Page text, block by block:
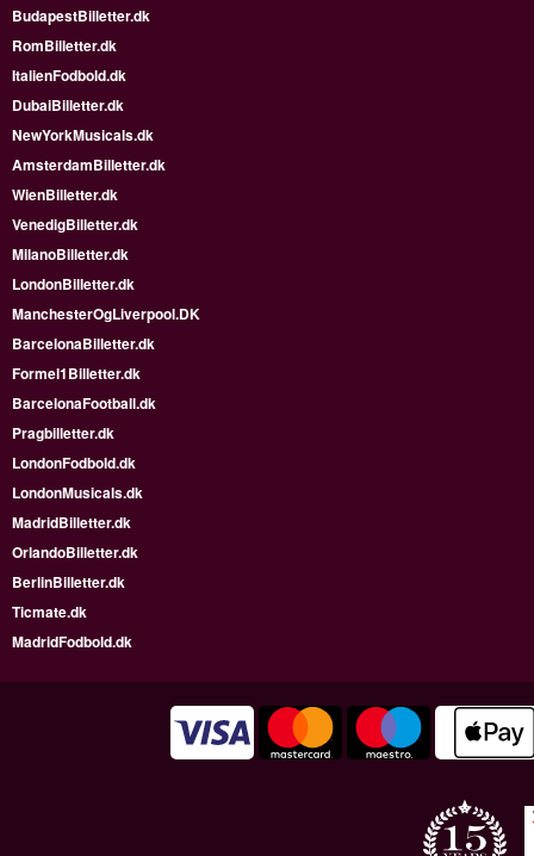
BudapestBilletter.dk
RomBilletter.dk
ItalienFodbold.dk
DubaiBilletter.dk
NewYorkMusicals.dk
AmsterdamBilletter.dk
WienBilletter.dk
VenedigBilletter.dk
MilanoBilletter.dk
LondonBilletter.dk
ManchesterOgLiverpool.DK
BarcelonaBilletter.dk
Formel1Billetter.dk
BarcelonaFootball.dk
Pragbilletter.dk
LondonFodbold.dk
LondonMusicals.dk
MadridBilletter.dk
OrlandoBilletter.dk
BerlinBilletter.dk
Ticmate.dk
MadridFodbold.dk